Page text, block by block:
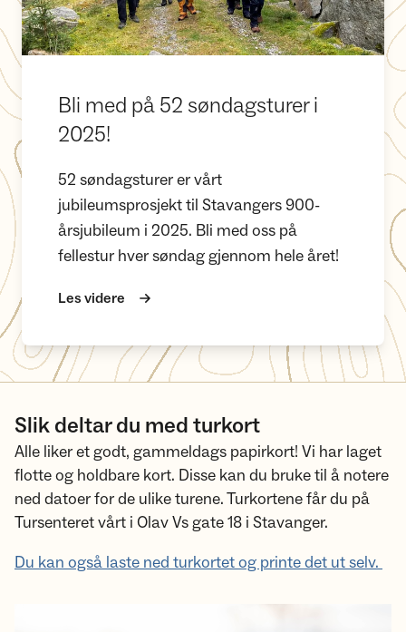
Bli med på 52 søndagsturer i
2025!
52 søndagsturer er vårt
jubileumsprosjekt til Stavangers 900-
årsjubileum i 2025. Bli med oss på
fellestur hver søndag gjennom hele året!
Les videre
Slik deltar du med turkort
Alle liker et godt, gammeldags papirkort! Vi har laget
flotte og holdbare kort. Disse kan du bruke til å notere
ned datoer for de ulike turene. Turkortene får du på
Tursenteret vårt i Olav Vs gate 18 i Stavanger.
Du kan også laste ned turkortet og printe det ut selv.